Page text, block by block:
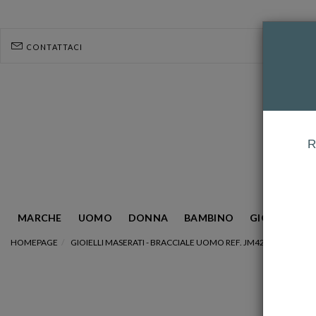
CONTATTACI
MARCHE UOMO DONNA BAMBINO GIOIELLERIA
HOMEPAGE GIOIELLI MASERATI - BRACCIALE UOMO REF. JM422ATZ17